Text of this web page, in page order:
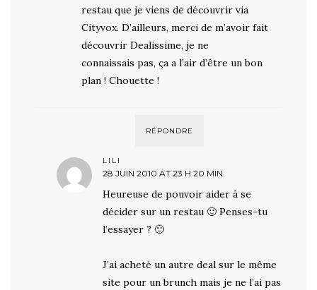
restau que je viens de découvrir via
Cityvox. D’ailleurs, merci de m’avoir fait
découvrir Dealissime, je ne
connaissais pas, ça a l’air d’être un bon
plan ! Chouette !
RÉPONDRE
LILI
28 JUIN 2010 AT 23 H 20 MIN
Heureuse de pouvoir aider à se
décider sur un restau 🙂 Penses-tu
l’essayer ? 🙂
J’ai acheté un autre deal sur le même
site pour un brunch mais je ne l’ai pas